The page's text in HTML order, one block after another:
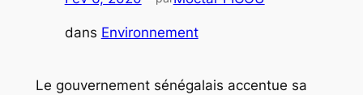
dans Environnement
Le gouvernement sénégalais accentue sa